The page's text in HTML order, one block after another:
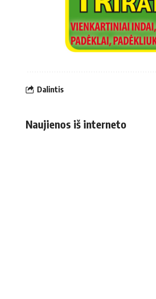
Dalintis
Naujienos iš interneto